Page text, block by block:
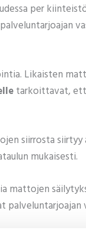
per
Likaisten
tarkoittavat,
siirrosta
mukaisesti.
mattojen
palveluntarjoajan